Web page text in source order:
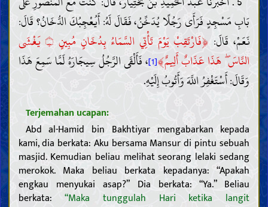
بَابِ مَسْجِدٍ فَرَأَى رَجُلًا يُدَخِّنُ، فَقَالَ لَهُ: أَيُعْجِبُكَ الدُّخَانُ؟ قَالَ:
نَعَمْ، قَالَ: ﴿فَارْتَقِبْ يَوْمَ تَأْتِي السَّمَاءُ بِدُخَانٍ مُبِينٍ ۝يَغْشَى
النَّاسَ ۖ هَذَا عَذَابٌ أَلِيمٌ﴾[1] ، فَأَلْقَى الرَّجُلُ سِيجَارَهُ لَمَّا سَمِعَ هَذَا
وَقَالَ: أَسْتَغْفِرُ اللَّهَ وَأَتُوبُ إِلَيْهِ.
Terjemahan ucapan:
Abd al-Hamid bin Bakhtiyar mengabarkan kepada
kami, dia berkata: Aku bersama Mansur di pintu sebuah
masjid. Kemudian beliau melihat seorang lelaki sedang
merokok. Maka beliau berkata kepadanya: “Apakah
engkau menyukai asap?” Dia berkata: “Ya.” Beliau
berkata: “Maka tunggulah Hari ketika langit